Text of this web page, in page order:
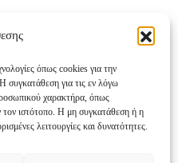
όπως cookies για την
για τις εν λόγω
χαρακτήρα, όπως
τον ιστότοπο. Η μη συγκατάθεση ή η
λειτουργίες και δυνατότητες.